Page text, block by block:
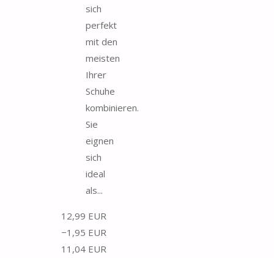
sich
perfekt
mit den
meisten
Ihrer
Schuhe
kombinieren.
Sie
eignen
sich
ideal
als...
12,99 EUR
−1,95 EUR
11,04 EUR